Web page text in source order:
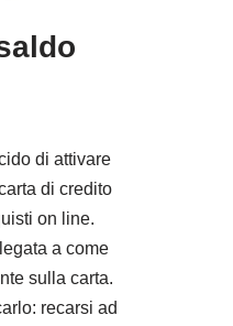
di attivare
di credito
on line.
a come
sulla carta.
recarsi ad